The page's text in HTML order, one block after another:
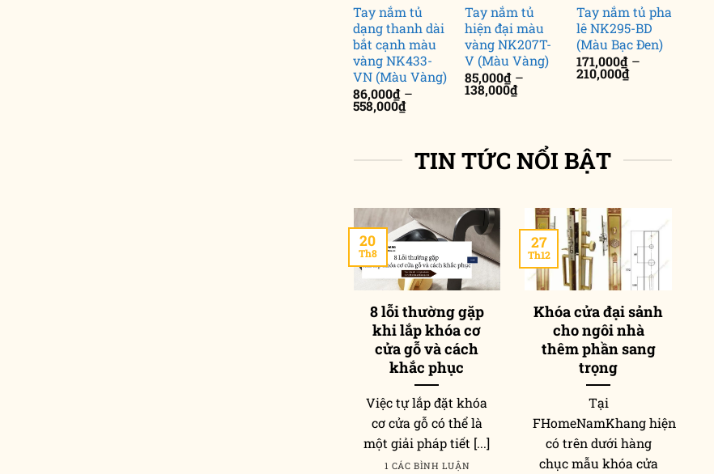
Tay nắm tủ
dạng thanh dài
bắt cạnh màu
vàng NK433-
VN (Màu Vàng)
86,000₫ –
558,000₫Khoảng
đến
558,000₫
Tay nắm tủ
hiện đại màu
vàng NK207T-
V (Màu Vàng)
85,000₫ –
138,000₫Khoảng
138,000₫
Tay nắm tủ pha
lê NK295-BD
(Màu Bạc Đen)
171,000₫ –
210,000₫Khoảng
giá:
TIN TỨC NỔI BẬT
8 lỗi thường gặp
khi lắp khóa cơ
cửa gỗ và cách
khắc phục
Việc tự lắp đặt khóa
cơ cửa gỗ có thể là
một giải pháp tiết [...]
1 CÁC BÌNH LUẬN
20
Th8
Khóa cửa đại sảnh
cho ngôi nhà
thêm phần sang
trọng
Tại
FHomeNamKhang hiện
có trên dưới hàng
chục mẫu khóa cửa
27
Th12